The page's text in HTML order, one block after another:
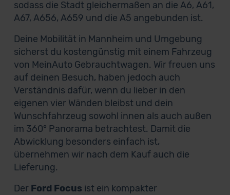
sodass die Stadt gleichermaßen an die A6, A61,
A67, A656, A659 und die A5 angebunden ist.
Deine Mobilität in Mannheim und Umgebung
sicherst du kostengünstig mit einem Fahrzeug
von MeinAuto Gebrauchtwagen. Wir freuen uns
auf deinen Besuch, haben jedoch auch
Verständnis dafür, wenn du lieber in den
eigenen vier Wänden bleibst und dein
Wunschfahrzeug sowohl innen als auch außen
im 360° Panorama betrachtest. Damit die
Abwicklung besonders einfach ist,
übernehmen wir nach dem Kauf auch die
Lieferung.
Der Ford Focus ist ein kompakter